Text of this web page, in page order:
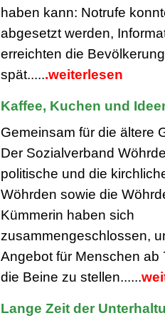
haben kann: Notrufe
abgesetzt werden,
erreichten die
spät......weiterlesen
Kaffee, Kuchen und
Gemeinsam für die ältere
Der Sozialverband
politische und die
Wöhrden sowie die
Kümmerin haben sich
zusammengeschlossen,
Angebot für Menschen ab
die Beine zu stellen......
Lange Zeit der